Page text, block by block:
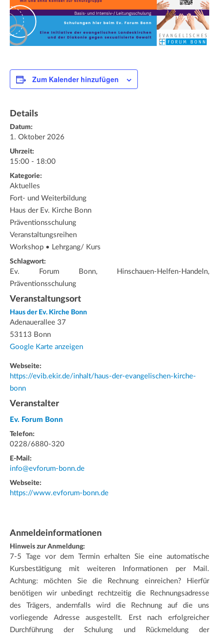
Zum Kalender hinzufügen
Details
Datum:
1. Oktober 2026
Uhrzeit:
15:00 - 18:00
Kategorie:
Aktuelles
Fort- und Weiterbildung
Haus der Ev. Kirche Bonn
Präventionsschulung
Veranstaltungsreihen
Workshop • Lehrgang/ Kurs
Schlagwort:
Ev. Forum Bonn, Hinschauen-Helfen-Handeln,
Präventionsschulung
Veranstaltungsort
Haus der Ev. Kirche Bonn
Adenauerallee 37
53113 Bonn
Google Karte anzeigen
Webseite:
https://evib.ekir.de/inhalt/haus-der-evangelischen-kirche-
bonn
Veranstalter
Ev. Forum Bonn
Telefon:
0228/6880-320
E-Mail:
info@evforum-bonn.de
Webseite:
https://www.evforum-bonn.de
Anmeldeinformationen
Hinweis zur Anmeldung:
7-5 Tage vor dem Termin erhalten Sie eine automatische
Kursbestätigung mit weiteren Informationen per Mail.
Achtung: möchten Sie die Rechnung einreichen? Hierfür
benötigen wir unbedingt rechtzeitig die Rechnungsadresse
des Trägers, andernfalls wird die Rechnung auf die uns
vorliegende Adresse ausgestellt. Erst nach erfolgreicher
Durchführung der Schulung und Rückmeldung der